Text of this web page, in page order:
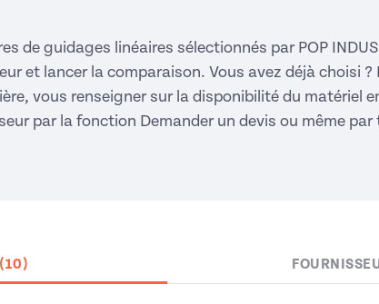
de guidages linéaires sélectionnés par POP
et lancer la comparaison. Vous avez déjà choisi
vous renseigner sur la disponibilité du matériel
par la fonction Demander un devis ou même par